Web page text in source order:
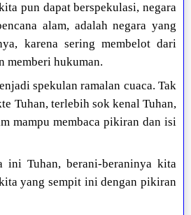
pun dapat berspekulasi, negara
alam, adalah negara yang
karena sering membelot dari
memberi hukuman.
spekulan ramalan cuaca. Tak
Tuhan, terlebih sok kenal Tuhan,
mampu membaca pikiran dan isi
ini Tuhan, berani-beraninya kita
yang sempit ini dengan pikiran